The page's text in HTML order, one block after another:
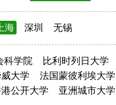
上海 深圳 无锡
科学院 比利时列日大学
大学 法国蒙彼利埃大学
公开大学 亚洲城市大学